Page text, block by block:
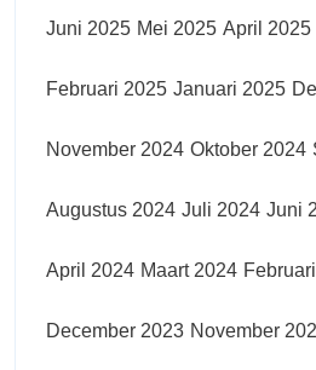
Juni 2025 Mei 2025 April 2025
Februari 2025 Januari 2025
November 2024 Oktober 2024
Augustus 2024 Juli 2024 Juni
April 2024 Maart 2024
December 2023 November